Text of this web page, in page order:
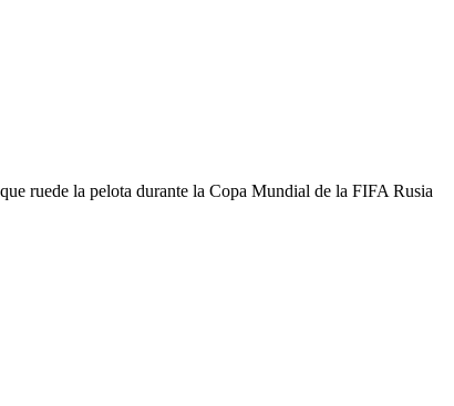
ruede la pelota durante la Copa Mundial de la FIFA Rusia